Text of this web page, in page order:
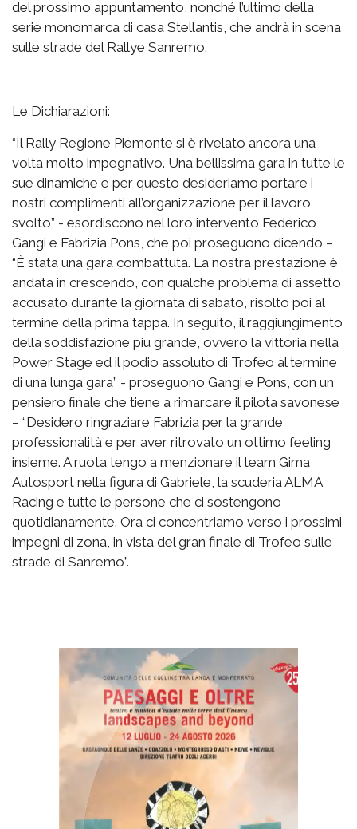
del prossimo appuntamento, nonché l’ultimo della
serie monomarca di casa Stellantis, che andrà in scena
sulle strade del Rallye Sanremo.
Le Dichiarazioni:
“Il Rally Regione Piemonte si è rivelato ancora una
volta molto impegnativo. Una bellissima gara in tutte le
sue dinamiche e per questo desideriamo portare i
nostri complimenti all’organizzazione per il lavoro
svolto” - esordiscono nel loro intervento Federico
Gangi e Fabrizia Pons, che poi proseguono dicendo –
“È stata una gara combattuta. La nostra prestazione è
andata in crescendo, con qualche problema di assetto
accusato durante la giornata di sabato, risolto poi al
termine della prima tappa. In seguito, il raggiungimento
della soddisfazione più grande, ovvero la vittoria nella
Power Stage ed il podio assoluto di Trofeo al termine
di una lunga gara” - proseguono Gangi e Pons, con un
pensiero finale che tiene a rimarcare il pilota savonese
– “Desidero ringraziare Fabrizia per la grande
professionalità e per aver ritrovato un ottimo feeling
insieme. A ruota tengo a menzionare il team Gima
Autosport nella figura di Gabriele, la scuderia ALMA
Racing e tutte le persone che ci sostengono
quotidianamente. Ora ci concentriamo verso i prossimi
impegni di zona, in vista del gran finale di Trofeo sulle
strade di Sanremo”.